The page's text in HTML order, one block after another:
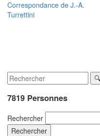
Correspondance de J.-A.
Turrettini
7819 Personnes
Rechercher
Rechercher